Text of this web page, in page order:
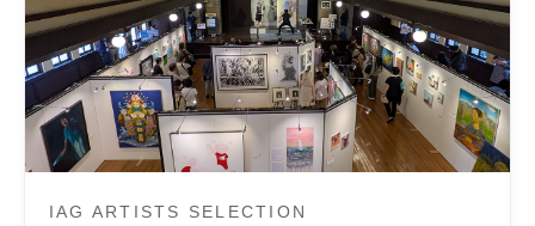
IAG ARTISTS SELECTION